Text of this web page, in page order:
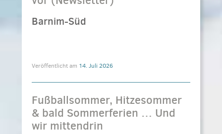
Barnim-Süd
Veröffentlicht am 14. Juli 2026
Fußballsommer, Hitzesommer
& bald Sommerferien … Und
wir mittendrin